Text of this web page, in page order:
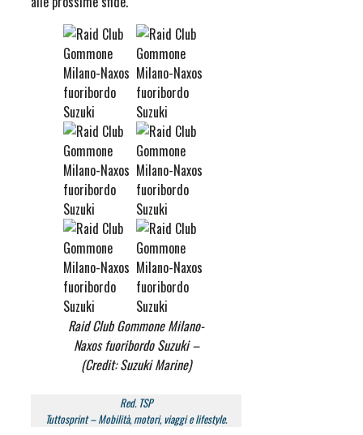
Raid Club Gommone Milano-
Naxos fuoribordo Suzuki –
(Credit: Suzuki Marine)
Red. TSP
Tuttosprint – Mobilità, motori, viaggi e lifestyle.